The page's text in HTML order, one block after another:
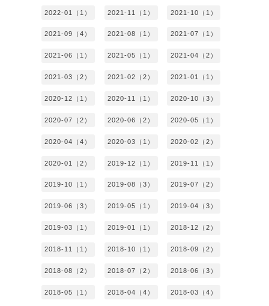
2022-01（1） 2021-11（1） 2021-10（1）
2021-09（4） 2021-08（1） 2021-07（1）
2021-06（1） 2021-05（1） 2021-04（2）
2021-03（2） 2021-02（2） 2021-01（1）
2020-12（1） 2020-11（1） 2020-10（3）
2020-07（2） 2020-06（2） 2020-05（1）
2020-04（4） 2020-03（1） 2020-02（2）
2020-01（2） 2019-12（1） 2019-11（1）
2019-10（1） 2019-08（3） 2019-07（2）
2019-06（3） 2019-05（1） 2019-04（3）
2019-03（1） 2019-01（1） 2018-12（2）
2018-11（1） 2018-10（1） 2018-09（2）
2018-08（2） 2018-07（2） 2018-06（3）
2018-05（1） 2018-04（4） 2018-03（4）